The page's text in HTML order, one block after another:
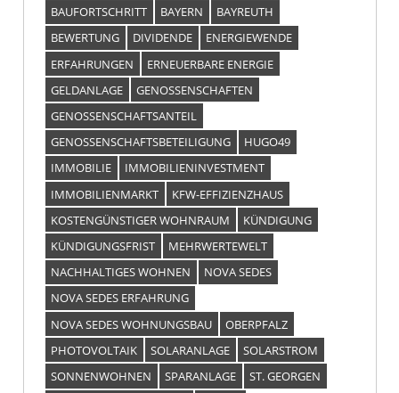
BAUFORTSCHRITT
BAYERN
BAYREUTH
BEWERTUNG
DIVIDENDE
ENERGIEWENDE
ERFAHRUNGEN
ERNEUERBARE ENERGIE
GELDANLAGE
GENOSSENSCHAFTEN
GENOSSENSCHAFTSANTEIL
GENOSSENSCHAFTSBETEILIGUNG
HUGO49
IMMOBILIE
IMMOBILIENINVESTMENT
IMMOBILIENMARKT
KFW-EFFIZIENZHAUS
KOSTENGÜNSTIGER WOHNRAUM
KÜNDIGUNG
KÜNDIGUNGSFRIST
MEHRWERTEWELT
NACHHALTIGES WOHNEN
NOVA SEDES
NOVA SEDES ERFAHRUNG
NOVA SEDES WOHNUNGSBAU
OBERPFALZ
PHOTOVOLTAIK
SOLARANLAGE
SOLARSTROM
SONNENWOHNEN
SPARANLAGE
ST. GEORGEN